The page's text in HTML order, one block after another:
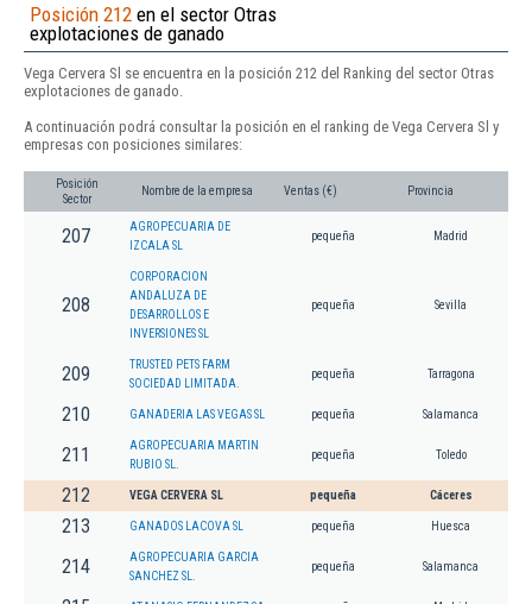
Posición 212 en el sector Otras
explotaciones de ganado
Vega Cervera Sl se encuentra en la posición 212 del Ranking del sector Otras
explotaciones de ganado.
A continuación podrá consultar la posición en el ranking de Vega Cervera Sl y
empresas con posiciones similares:
Posición
Sector
Nombre de la empresa Ventas (€) Provincia
207
AGROPECUARIA DE
IZCALA SL
pequeña Madrid
208
CORPORACION
ANDALUZA DE
DESARROLLOS E
INVERSIONES SL
pequeña Sevilla
209
TRUSTED PETS FARM
SOCIEDAD LIMITADA.
pequeña Tarragona
210 GANADERIA LAS VEGAS SL pequeña Salamanca
211
AGROPECUARIA MARTIN
RUBIO SL.
pequeña Toledo
212 VEGA CERVERA SL pequeña Cáceres
213 GANADOS LACOVA SL pequeña Huesca
214
AGROPECUARIA GARCIA
SANCHEZ SL.
pequeña Salamanca